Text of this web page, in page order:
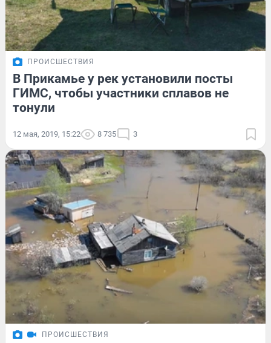
ПРОИСШЕСТВИЯ
В Прикамье у рек установили посты
ГИМС, чтобы участники сплавов не
тонули
12 мая, 2019, 15:22 8 735 3
ПРОИСШЕСТВИЯ